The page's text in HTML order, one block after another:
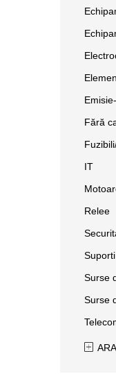
Fără
IT
Relee
Surse
Surse